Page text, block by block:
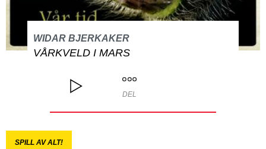
WIDAR BJERKAKER
VÅRKVELD I MARS
DEL
SPILL AV ALT!